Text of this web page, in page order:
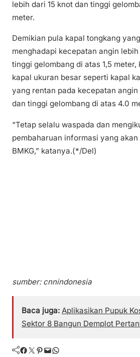
lebih dari 15 knot dan tinggi
meter.
Demikian pula kapal tongkang
menghadapi kecepatan angin lebih
tinggi gelombang di atas 1,5
kapal ukuran besar seperti kapal
yang rentan pada kecepatan
dan tinggi gelombang di atas 4.0
“Tetap selalu waspada dan
pembaharuan informasi yang akan
BMKG,” katanya.(*/Del)
sumber: cnnindonesia
Baca juga: Aplikasikan Pupuk
Sektor 8 Bangun Demplot
Facebook Twitter Pinterest Mail WhatsApp